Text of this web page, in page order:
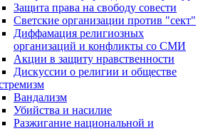
Защита права на свободу совести
Светские организации против "сект"
Диффамация религиозных
организаций и конфликты со СМИ
Акции в защиту нравственности
Дискуссии о религии и обществе
Вандализм
Убийства и насилие
Разжигание национальной и